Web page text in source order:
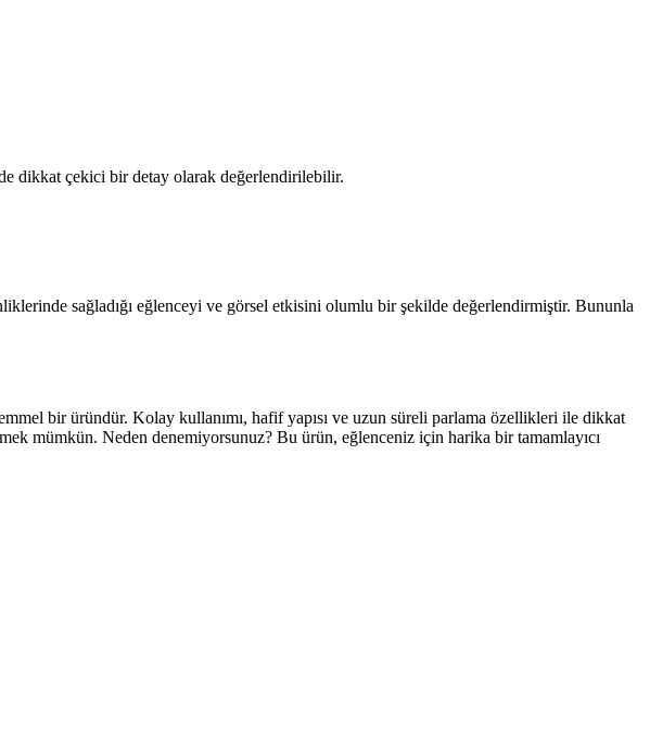
dikkat çekici bir detay olarak değerlendirilebilir.
sağladığı eğlenceyi ve görsel etkisini olumlu bir şekilde değerlendirmiştir. Bununla
bir üründür. Kolay kullanımı, hafif yapısı ve uzun süreli parlama özellikleri ile dikkat
mümkün. Neden denemiyorsunuz? Bu ürün, eğlenceniz için harika bir tamamlayıcı